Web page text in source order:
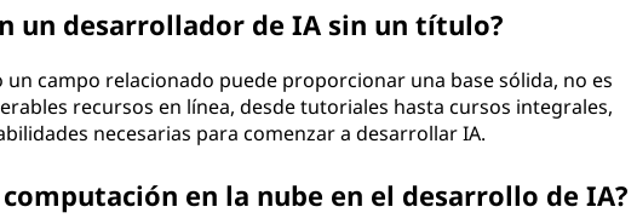
un desarrollador de IA sin un título?
campo relacionado puede proporcionar una base sólida, no es
recursos en línea, desde tutoriales hasta cursos integrales,
necesarias para comenzar a desarrollar IA.
en la nube en el desarrollo de IA?